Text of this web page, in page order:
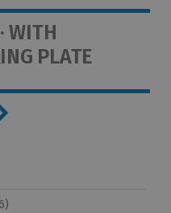
WITH
PLATE